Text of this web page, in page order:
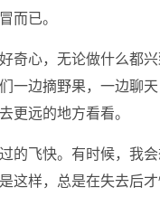
而已。
奇心，无论做什么都
一边摘野果，一边聊
更远的地方看看。
的飞快。有时候，我
这样，总是在失去后才